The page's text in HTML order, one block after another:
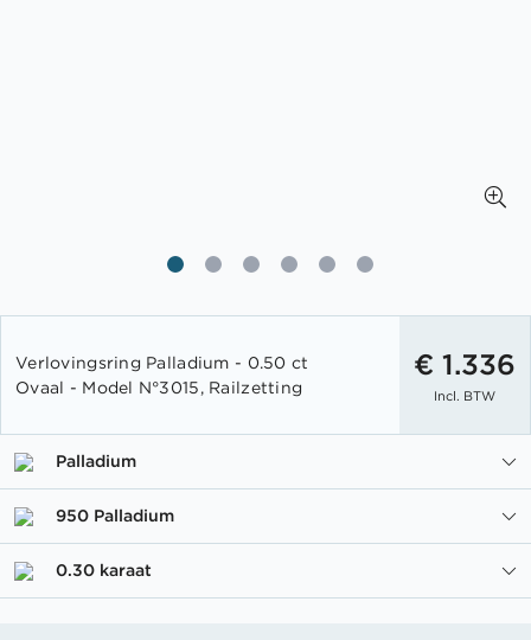
het
begin
de
afbeeldingen-
Verlovingsring Palladium - 0.50 ct
Ovaal - Model N°3015, Railzetting
€ 1.336
Incl. BTW
Palladium
950 Palladium
0.30 karaat